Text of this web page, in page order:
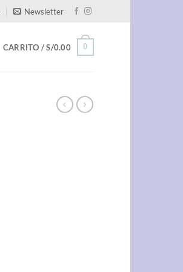
Newsletter
CARRITO /S/0.00 0